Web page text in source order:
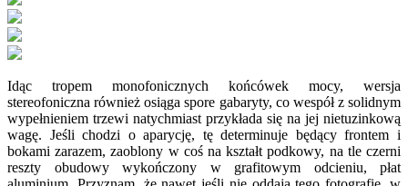
Idąc tropem monofonicznych końcówek mocy, wersja
stereofoniczna również osiąga spore gabaryty, co wespół z solidnym
wypełnieniem trzewi natychmiast przykłada się na jej nietuzinkową
wagę. Jeśli chodzi o aparycję, tę determinuje będący frontem i
bokami zarazem, zaoblony w coś na kształt podkowy, na tle czerni
reszty obudowy wykończony w grafitowym odcieniu, płat